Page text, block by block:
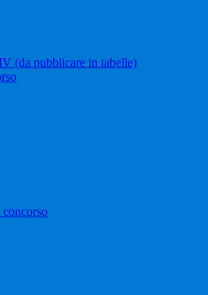
(da pubblicare in tabelle)